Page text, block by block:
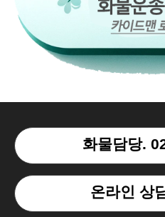
화물담당.
온라인 상